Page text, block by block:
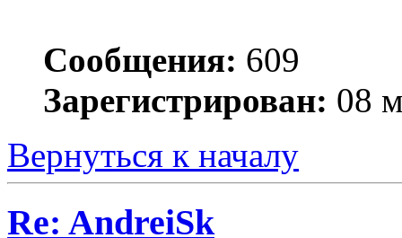
Сообщения: 609
Зарегистрирован: 08
Вернуться к началу
Re: AndreiSk